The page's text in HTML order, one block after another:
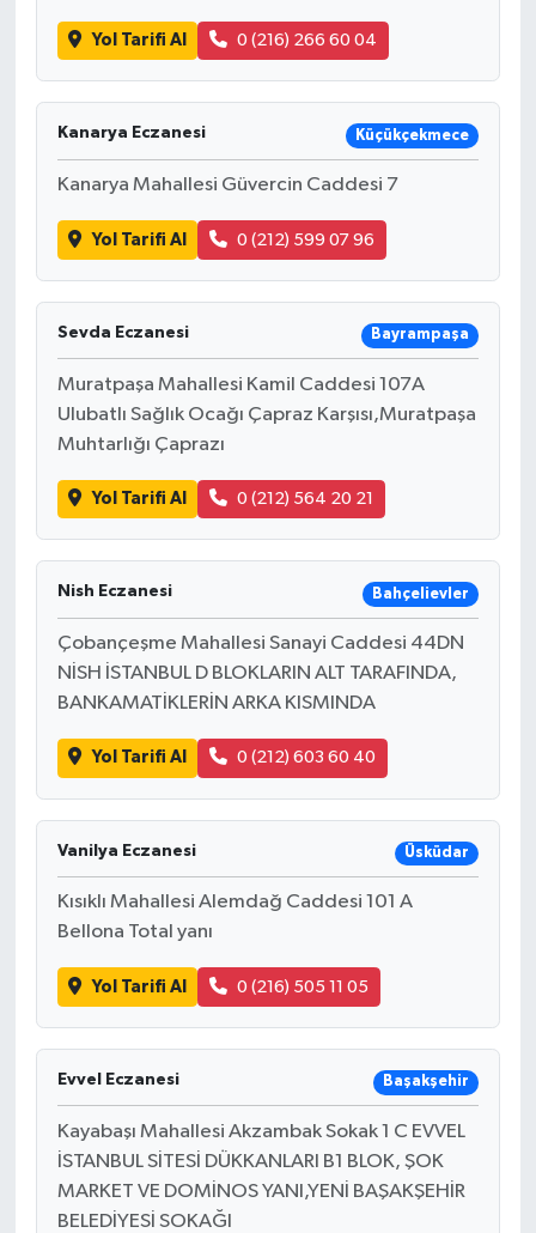
Yol Tarifi Al 0 (216) 266 60 04
Kanarya Eczanesi Küçükçekmece
Kanarya Mahallesi Güvercin Caddesi 7
Yol Tarifi Al 0 (212) 599 07 96
Sevda Eczanesi Bayrampaşa
Muratpaşa Mahallesi Kamil Caddesi 107A
Ulubatlı Sağlık Ocağı Çapraz Karşısı,Muratpaşa
Muhtarlığı Çaprazı
Yol Tarifi Al 0 (212) 564 20 21
Nish Eczanesi Bahçelievler
Çobançeşme Mahallesi Sanayi Caddesi 44DN
NİSH İSTANBUL D BLOKLARIN ALT TARAFINDA,
BANKAMATİKLERİN ARKA KISMINDA
Yol Tarifi Al 0 (212) 603 60 40
Vanilya Eczanesi Üsküdar
Kısıklı Mahallesi Alemdağ Caddesi 101 A
Bellona Total yanı
Yol Tarifi Al 0 (216) 505 11 05
Evvel Eczanesi Başakşehir
Kayabaşı Mahallesi Akzambak Sokak 1 C EVVEL
İSTANBUL SİTESİ DÜKKANLARI B1 BLOK, ŞOK
MARKET VE DOMİNOS YANI,YENİ BAŞAKŞEHİR
BELEDİYESİ SOKAĞI